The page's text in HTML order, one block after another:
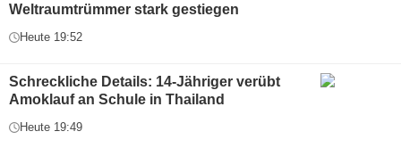
Weltraumtrümmer stark gestiegen
Heute 19:52
Schreckliche Details: 14-Jähriger verübt
Amoklauf an Schule in Thailand
Heute 19:49